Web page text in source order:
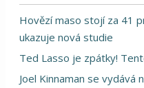
Hovězí maso stojí za 41
ukazuje nová studie
Ted Lasso je zpátky!
Joel Kinnaman se vydává